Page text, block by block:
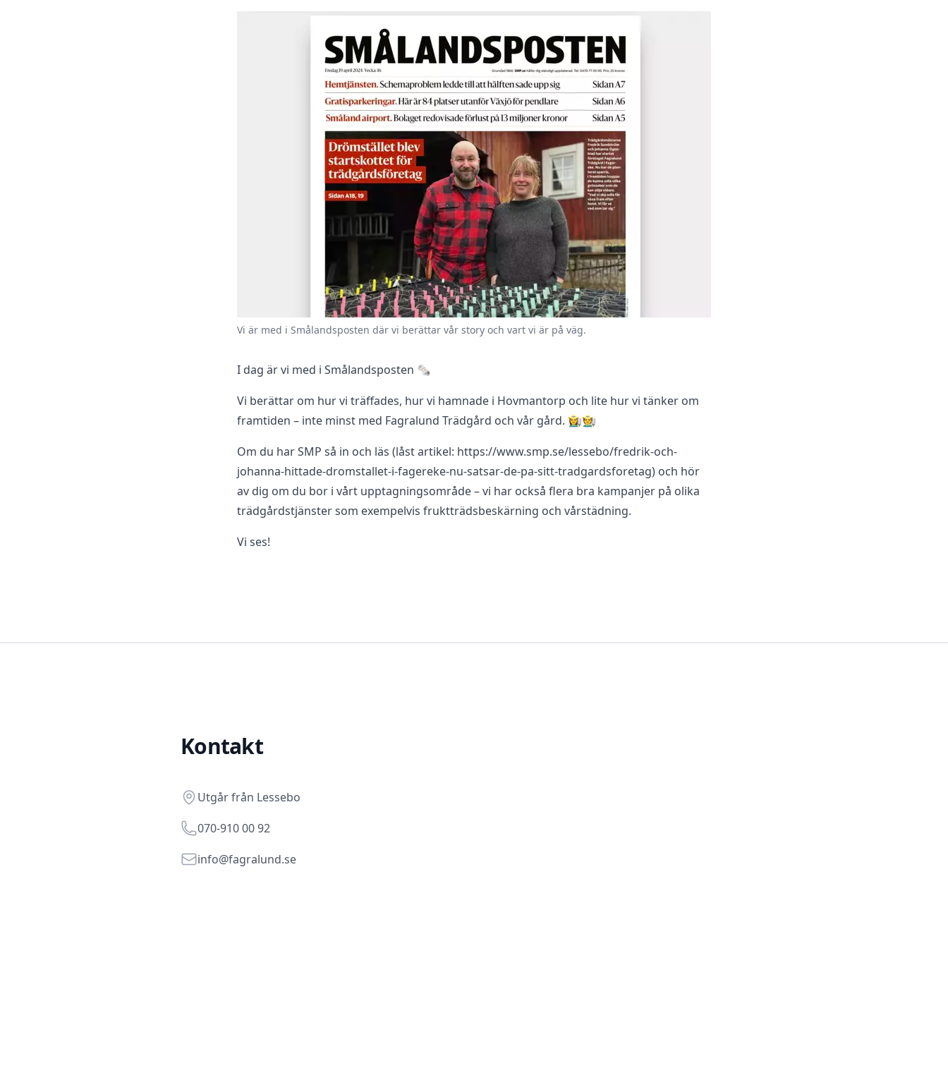
Vi är med i Smålandsposten där vi berättar vår story och vart vi är på väg.
I dag är vi med i Smålandsposten 🗞️
Vi berättar om hur vi träffades, hur vi hamnade i Hovmantorp och lite hur vi tänker om
framtiden – inte minst med Fagralund Trädgård och vår gård. 👩‍🌾🧑‍🌾
Om du har SMP så in och läs (låst artikel: https://www.smp.se/lessebo/fredrik-och-
johanna-hittade-dromstallet-i-fagereke-nu-satsar-de-pa-sitt-tradgardsforetag) och hör
av dig om du bor i vårt upptagningsområde – vi har också flera bra kampanjer på olika
trädgårdstjänster som exempelvis fruktträdsbeskärning och vårstädning.
Vi ses!
Kontakt
Address
Utgår från Lessebo
Telephone
070-910 00 92
Emailinfo@fagralund.se